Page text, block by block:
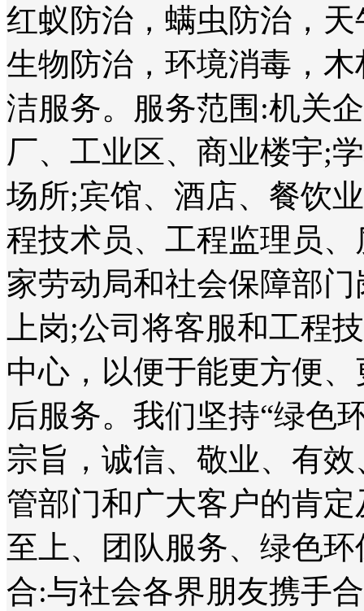
红蚁防治，螨虫防治，
生物防治，环境消毒，
洁服务。服务范围:机关
厂、工业区、商业楼宇;
场所;宾馆、酒店、餐饮
程技术员、工程监理员
家劳动局和社会保障部
上岗;公司将客服和工程
中心，以便于能更方便
后服务。我们坚持“绿色
宗旨，诚信、敬业、有
管部门和广大客户的肯
至上、团队服务、绿色
合:与社会各界朋友携手